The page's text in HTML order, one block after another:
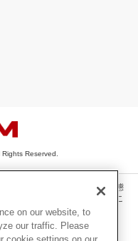
Reserved.
真・動画・音声等を、手段や形態
製、転載、ファイル化などするこ
ない場合があります。
on our website, to
our traffic. Please